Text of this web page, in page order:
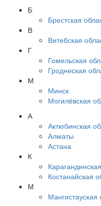
Б
Брестская
В
Витебская
Г
Гомельская
Гроднеская
М
Минск
Могилёвская
А
Актюбинская
Алматы
Астана
К
Костанайская
М
Мангистауская